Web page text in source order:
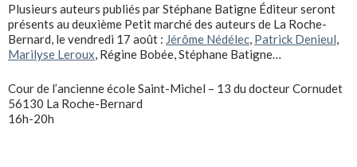
Plusieurs auteurs publiés par Stéphane Batigne Éditeur seront
présents au deuxième Petit marché des auteurs de La Roche-
Bernard, le vendredi 17 août : Jérôme Nédélec, Patrick Denieul,
Marilyse Leroux, Régine Bobée, Stéphane Batigne…
Cour de l’ancienne école Saint-Michel – 13 du docteur Cornudet
56130 La Roche-Bernard
16h-20h